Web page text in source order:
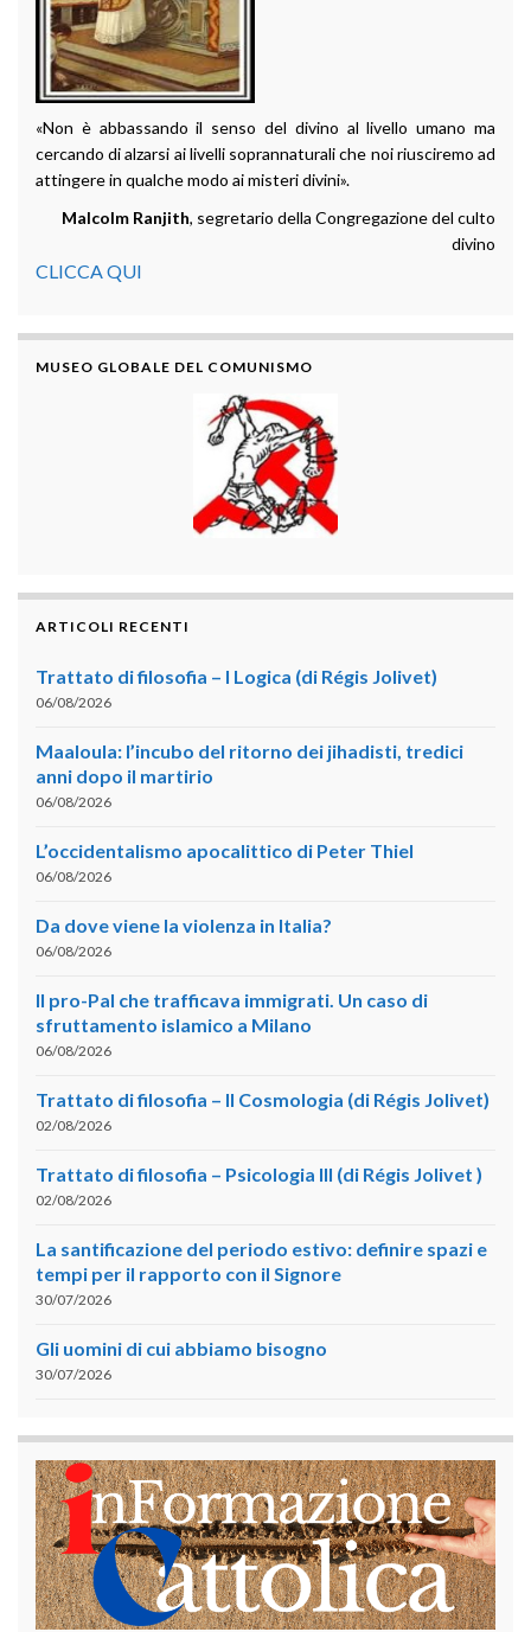
«Non è abbassando il senso del divino al livello umano ma
cercando di alzarsi ai livelli soprannaturali che noi riusciremo ad
attingere in qualche modo ai misteri divini».
Malcolm Ranjith, segretario della Congregazione del culto
divino
CLICCA QUI
MUSEO GLOBALE DEL COMUNISMO
ARTICOLI RECENTI
Trattato di filosofia – I Logica (di Régis Jolivet)
06/08/2026
Maaloula: l’incubo del ritorno dei jihadisti, tredici
anni dopo il martirio
06/08/2026
L’occidentalismo apocalittico di Peter Thiel
06/08/2026
Da dove viene la violenza in Italia?
06/08/2026
Il pro-Pal che trafficava immigrati. Un caso di
sfruttamento islamico a Milano
06/08/2026
Trattato di filosofia – II Cosmologia (di Régis Jolivet)
02/08/2026
Trattato di filosofia – Psicologia III (di Régis Jolivet )
02/08/2026
La santificazione del periodo estivo: definire spazi e
tempi per il rapporto con il Signore
30/07/2026
Gli uomini di cui abbiamo bisogno
30/07/2026